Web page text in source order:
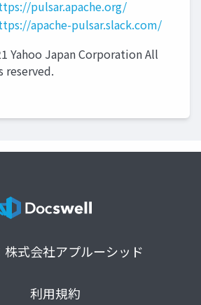
pulsar.apache.org/
apache-pulsar.slack.com/
Yahoo Japan Corporation All
reserved.
株式会社アプルーシッド
利用規約